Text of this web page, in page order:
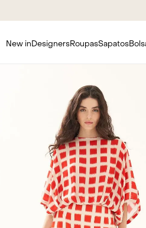
New in DesignersRoupasSapatos